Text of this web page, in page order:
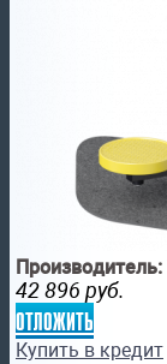
Производитель:
42 896 руб.
отложить
Купить в кредит